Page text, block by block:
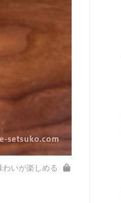
いが楽しめる